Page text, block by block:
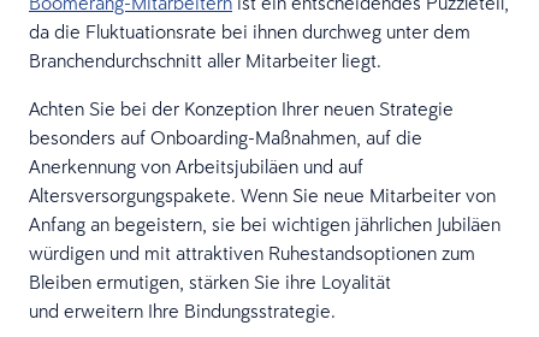
da die Fluktuationsrate bei ihnen durchweg unter dem
Branchendurchschnitt aller Mitarbeiter liegt.
Achten Sie bei der Konzeption Ihrer neuen Strategie
besonders auf Onboarding-Maßnahmen, auf die
Anerkennung von Arbeitsjubiläen und auf
Altersversorgungspakete. Wenn Sie neue Mitarbeiter von
Anfang an begeistern, sie bei wichtigen jährlichen Jubiläen
würdigen und mit attraktiven Ruhestandsoptionen zum
Bleiben ermutigen, stärken Sie ihre Loyalität
und erweitern Ihre Bindungsstrategie.